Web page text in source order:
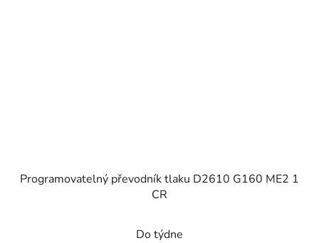
Programovatelný převodník tlaku D2610 G160 ME2 1
CR
Do týdne